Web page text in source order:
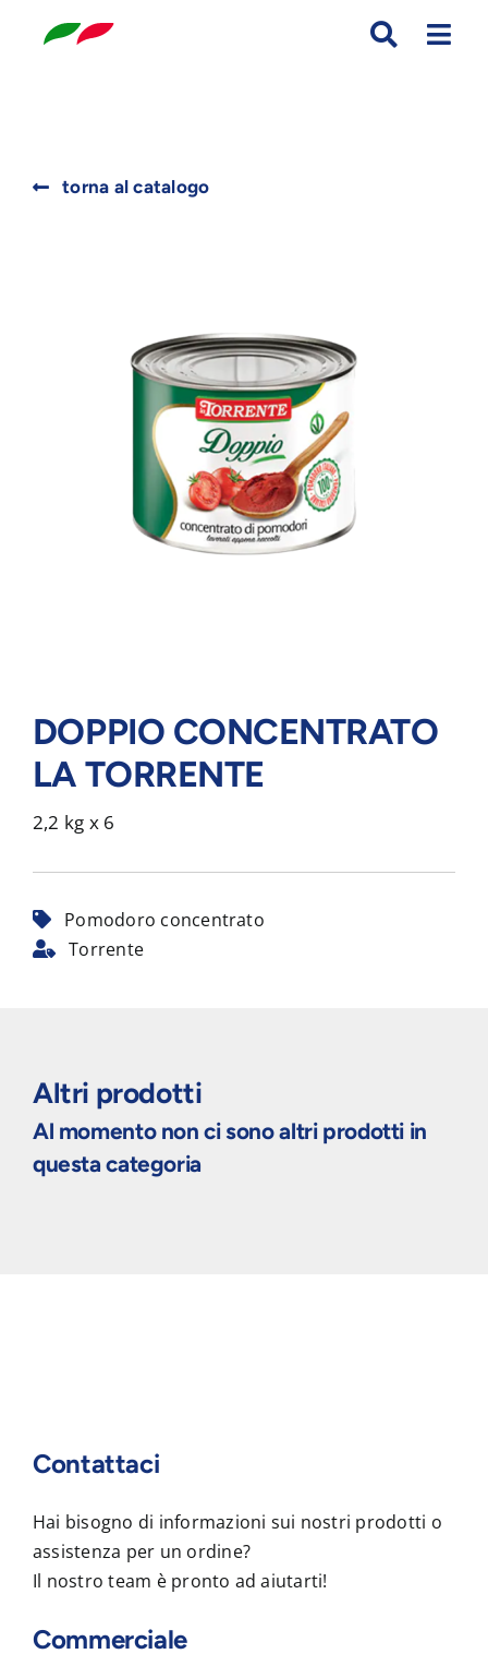
torna al catalogo
DOPPIO CONCENTRATO
LA TORRENTE
2,2 kg x 6
Pomodoro concentrato
Torrente
Altri prodotti
Al momento non ci sono altri prodotti in
questa categoria
Contattaci
Hai bisogno di informazioni sui nostri prodotti o
assistenza per un ordine?
Il nostro team è pronto ad aiutarti!
Commerciale
for: